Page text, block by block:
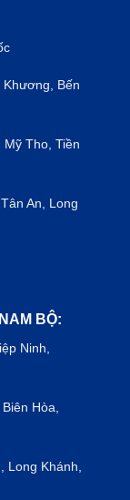
Khương, Bến
Tho, Tiền
An, Long
BỘ:
Ninh,
Hòa,
Long Khánh,